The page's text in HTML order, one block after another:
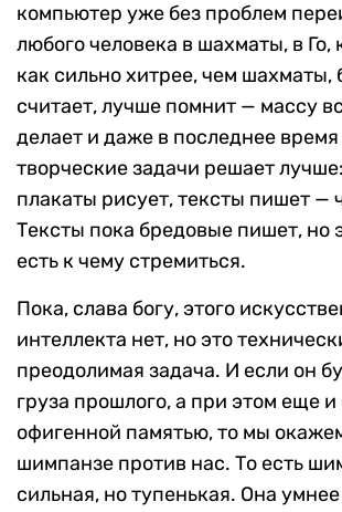
компьютер уже без проблем
любого человека в шахматы, в Го,
как сильно хитрее, чем шахматы,
считает, лучше помнит — массу
делает и даже в последнее
творческие задачи решает
плакаты рисует, тексты пишет —
Тексты пока бредовые пишет, но
есть к чему стремиться.
Пока, слава богу, этого
интеллекта нет, но это
преодолимая задача. И если он
груза прошлого, а при этом еще и
офигенной памятью, то мы
шимпанзе против нас. То есть
сильная, но тупенькая. Она